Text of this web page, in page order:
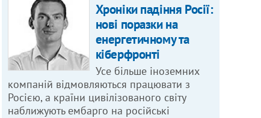
Хроніки падіння Росії:
нові поразки на
енергетичному та
кіберфронті
Усе більше іноземних
компаній відмовляються працювати з
Росією, а країни цивілізованого світу
наближують ембарго на російські